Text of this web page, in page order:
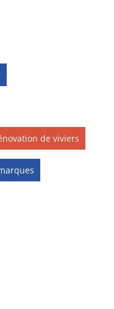
de viviers